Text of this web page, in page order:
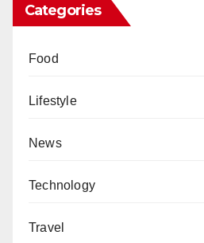
Categories
Food
Lifestyle
News
Technology
Travel